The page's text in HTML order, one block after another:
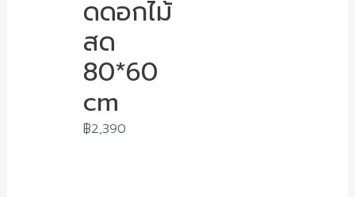
ดดอกไม้
สด
80*60
cm
฿2,390